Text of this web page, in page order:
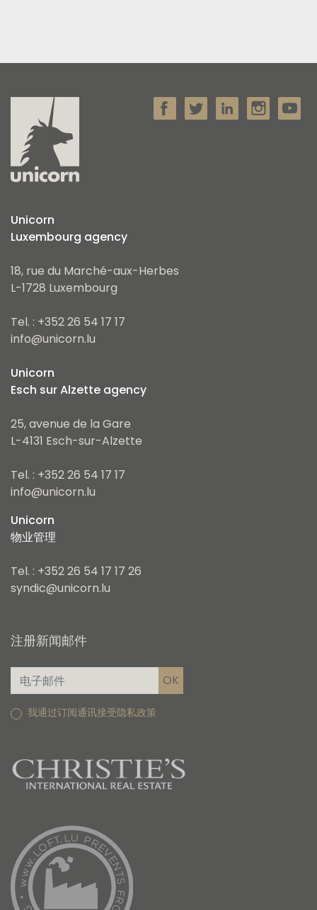
Unicorn
Luxembourg agency
18, rue du Marché-aux-Herbes
L-1728 Luxembourg
Tel. : +352 26 54 17 17
info@unicorn.lu
Unicorn
Esch sur Alzette agency
25, avenue de la Gare
L-4131 Esch-sur-Alzette
Tel. : +352 26 54 17 17
info@unicorn.lu
Unicorn
物业管理
Tel. : +352 26 54 17 17 26
syndic@unicorn.lu
注册新闻邮件
我通过订阅通讯接受隐私政策